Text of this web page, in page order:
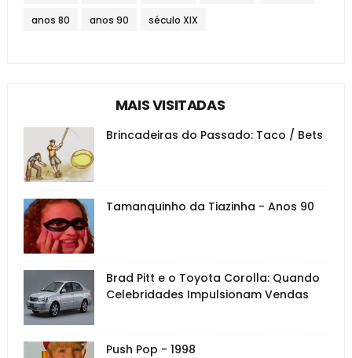
anos 80 anos 90 século XIX
MAIS VISITADAS
Brincadeiras do Passado: Taco / Bets
Tamanquinho da Tiazinha - Anos 90
Brad Pitt e o Toyota Corolla: Quando
Celebridades Impulsionam Vendas
Push Pop - 1998